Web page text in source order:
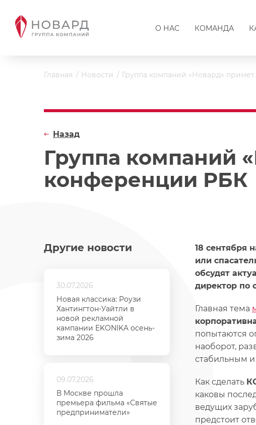
О НАС КОМАНДА
Главная Новости Группа компаний «Новард»
Группа компаний
конференции РБК
Назад
Другие новости
30.07.2026
Новая классика: Роузи
Хантингтон-Уайтли в
новой рекламной
кампании EKONIKA осень-
зима 2026
09.07.2026
В Москве прошла
премьера фильма «Святые
предприниматели»
18 сентября
или
обсудят
директор по
Главная тема
попытаются
наоборот,
стабильным и
Как сделать
каковы
ведущих
предстоит